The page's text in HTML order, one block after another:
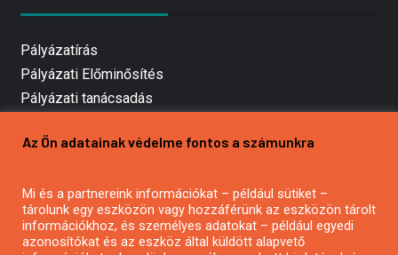
Pályázatírás
Pályázati Előminősítés
Pályázati tanácsadás
Mezőgazdasági pályázatírás
Pályázatírás civil szervezeteknek
Pályázatírás önkormányzatoknak
Pályázatfigyelés
Az Ön adatainak védelme fontos a számunkra
Mi és a partnereink információkat – például sütiket –
tárolunk egy eszközön vagy hozzáférünk az eszközön tárolt
információkhoz, és személyes adatokat – például egyedi
azonosítókat és az eszköz által küldött alapvető